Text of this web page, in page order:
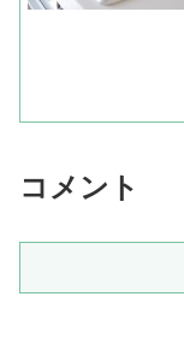
コメント